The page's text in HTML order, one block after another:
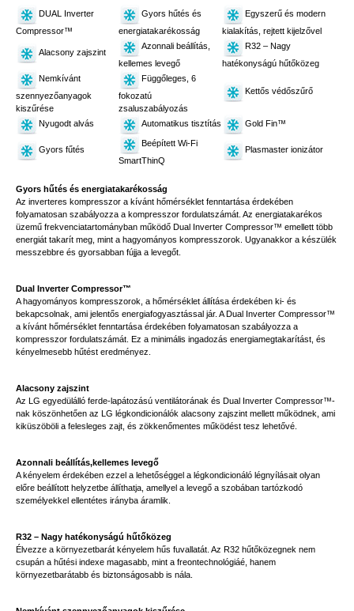
DUAL Inverter
Compressor™
Gyors hűtés és
energiatakarékosság
Egyszerű és modern
kialakítás, rejtett kijelzővel
Alacsony zajszint
Azonnali beállítás,
kellemes levegő
R32 – Nagy
hatékonyságú hűtőközeg
Nemkívánt
szennyezőanyagok
kiszűrése
Függőleges, 6
fokozatú
zsaluszabályozás
Kettős védőszűrő
Nyugodt alvás Automatikus tisztítás Gold Fin™
Gyors fűtés
Beépített Wi-Fi
SmartThinQ
Plasmaster ionizátor
Gyors hűtés és energiatakarékosság
Az inverteres kompresszor a kívánt hőmérséklet fenntartása érdekében
folyamatosan szabályozza a kompresszor fordulatszámát. Az energiatakarékos
üzemű frekvenciatartományban működő Dual Inverter Compressor™ emellett több
energiát takarít meg, mint a hagyományos kompresszorok. Ugyanakkor a készülék
messzebbre és gyorsabban fújja a levegőt.
Dual Inverter Compressor™
A hagyományos kompresszorok, a hőmérséklet állítása érdekében ki- és
bekapcsolnak, ami jelentős energiafogyasztással jár. A Dual Inverter Compressor™
a kívánt hőmérséklet fenntartása érdekében folyamatosan szabályozza a
kompresszor fordulatszámát. Ez a minimális ingadozás energiamegtakarítást, és
kényelmesebb hűtést eredményez.
Alacsony zajszint
Az LG egyedülálló ferde-lapátozású ventilátorának és Dual Inverter Compressor™-
nak köszönhetően az LG légkondicionálók alacsony zajszint mellett működnek, ami
kiküszöböli a felesleges zajt, és zökkenőmentes működést tesz lehetővé.
Azonnali beállítás,kellemes levegő
A kényelem érdekében ezzel a lehetőséggel a légkondicionáló légnyílásait olyan
előre beállított helyzetbe állíthatja, amellyel a levegő a szobában tartózkodó
személyekkel ellentétes irányba áramlik.
R32 – Nagy hatékonyságú hűtőközeg
Élvezze a környezetbarát kényelem hűs fuvallatát. Az R32 hűtőközegnek nem
csupán a hűtési indexe magasabb, mint a freontechnológiáé, hanem
környezetbarátabb és biztonságosabb is nála.